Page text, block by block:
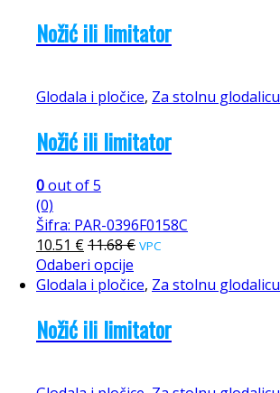
Nožić ili limitator
Glodala i pločice, Za stolnu glodalicu
Nožić ili limitator
0out of 5
(0)
Šifra: PAR-0396F0158C
10.51 €11.68€ VPC
Odaberi opcije
Glodala i pločice, Za stolnu glodalicu
Nožić ili limitator